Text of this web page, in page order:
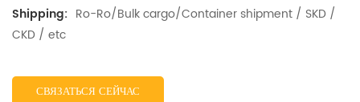
Shipping: Ro-Ro/Bulk cargo/Container shipment / SKD /
CKD / etc
СВЯЗАТЬСЯ СЕЙЧАС